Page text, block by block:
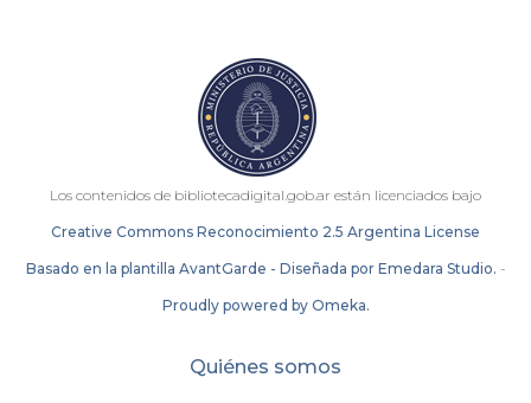
Los contenidos de bibliotecadigital.gob.ar están licenciados bajo
Creative Commons Reconocimiento 2.5 Argentina License
Basado en la plantilla AvantGarde - Diseñada por Emedara Studio. -
Proudly powered by Omeka.
Quiénes somos